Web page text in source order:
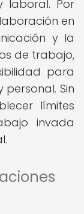
laboral. Por
en
y la
de trabajo,
para
Sin
límites
invada